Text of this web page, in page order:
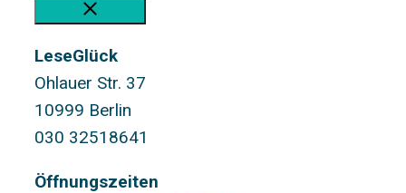
Schließen
LeseGlück
Ohlauer Str. 37
10999 Berlin
030 32518641
Öffnungszeiten